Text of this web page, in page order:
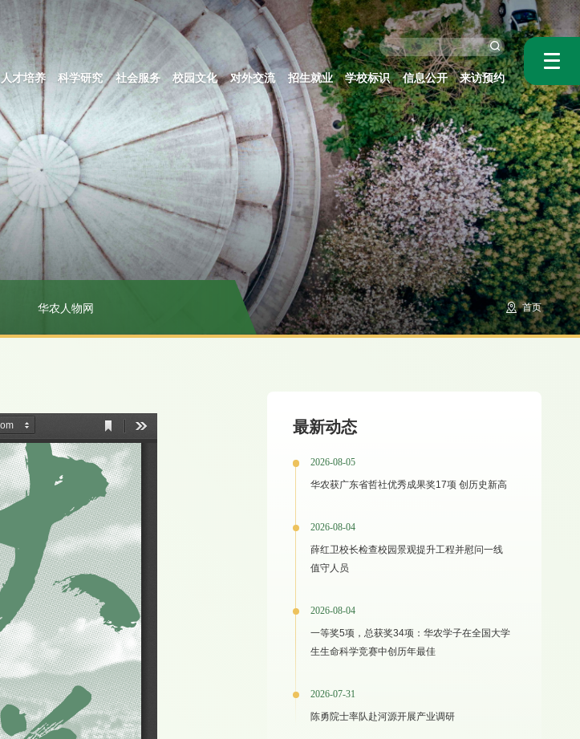
人才培养 科学研究 社会服务 校园文化 对外交流 招生就业 学校标识 信息公开 来访预约
华农人物网 首页
最新动态
2026-08-05
华农获广东省哲社优秀成果奖17项 创历史新高
2026-08-04
薛红卫校长检查校园景观提升工程并慰问一线
值守人员
2026-08-04
一等奖5项，总获奖34项：华农学子在全国大学
生生命科学竞赛中创历年最佳
2026-07-31
陈勇院士率队赴河源开展产业调研